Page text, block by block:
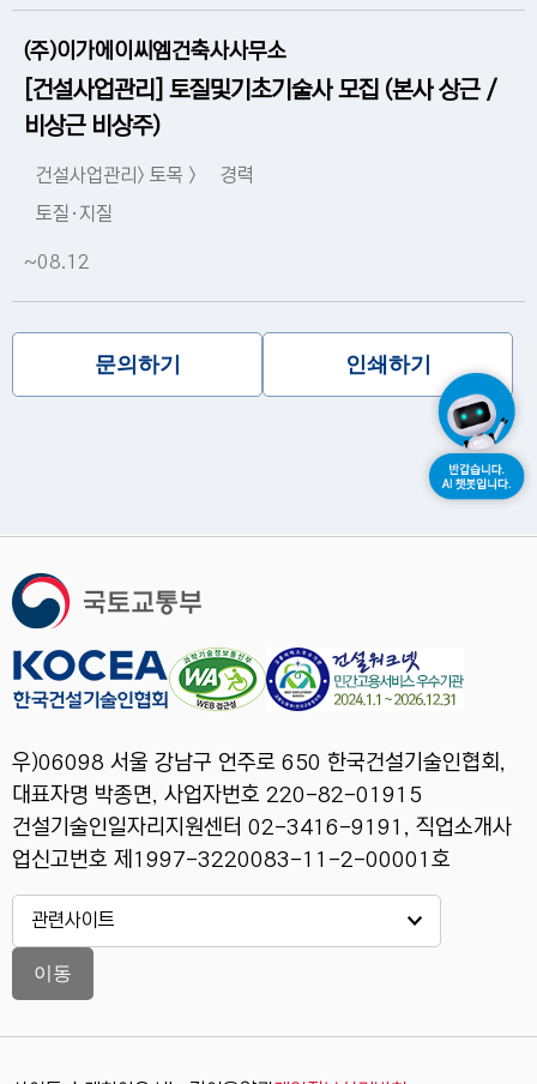
(주)이가에이씨엠건축사사무소
[건설사업관리] 토질및기초기술사 모집 (본사 상근 /
비상근 비상주)
건설사업관리> 토목 >
토질·지질
경력
~08.12
문의하기 인쇄하기
우)06098 서울 강남구 언주로 650 한국건설기술인협회,
대표자명 박종면, 사업자번호 220-82-01915
건설기술인일자리지원센터 02-3416-9191, 직업소개사
업신고번호 제1997-3220083-11-2-00001호
이동